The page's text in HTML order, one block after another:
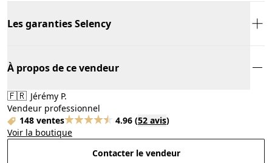
Les garanties Selency
À propos de ce vendeur
🇫🇷 Jérémy P.
Vendeur professionnel
148 ventes
4.96 (52 avis)
Voir la boutique
Contacter le vendeur